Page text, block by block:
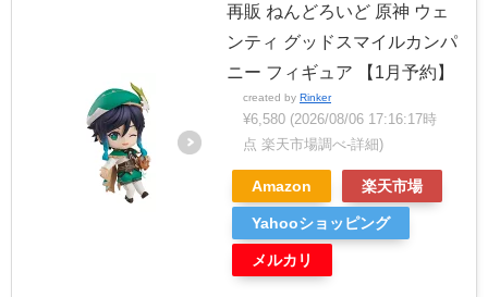
再販 ねんどろいど 原神 ウェ
ンティ グッドスマイルカンパ
ニー フィギュア 【1月予約】
created by Rinker
¥6,580 (2026/08/06 17:16:17時
点 楽天市場調べ-詳細)
Amazon 楽天市場
Yahooショッピング
メルカリ